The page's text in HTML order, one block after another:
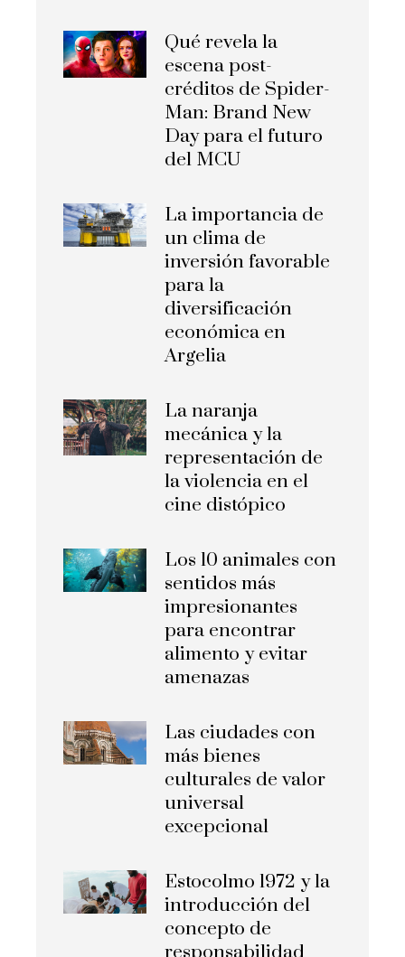
Qué revela la
escena post-
créditos de Spider-
Man: Brand New
Day para el futuro
del MCU
La importancia de
un clima de
inversión favorable
para la
diversificación
económica en
Argelia
La naranja
mecánica y la
representación de
la violencia en el
cine distópico
Los 10 animales con
sentidos más
impresionantes
para encontrar
alimento y evitar
amenazas
Las ciudades con
más bienes
culturales de valor
universal
excepcional
Estocolmo 1972 y la
introducción del
concepto de